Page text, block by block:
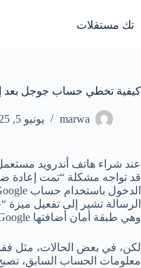
إلى
المحتوى
تك مستقلات
كيفية تخطي حساب جوجل بعد
marwa يونيو 5, 2025
عند شراء هاتف أندرويد
قد تواجه مشكلة “تمت إعادة
وهي طبقة أمان أضافتها Google لحماية بيانات المستخدم.
لكن، في بعض الحالات، مثل
معلومات الحساب السابق،